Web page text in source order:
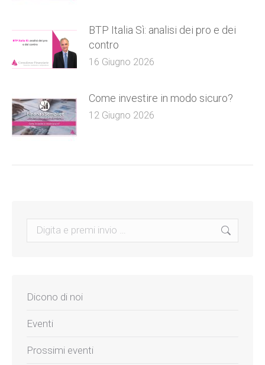
BTP Italia Sì: analisi dei pro e dei
contro
16 Giugno 2026
Come investire in modo sicuro?
12 Giugno 2026
Search:
Dicono di noi
Eventi
Prossimi eventi